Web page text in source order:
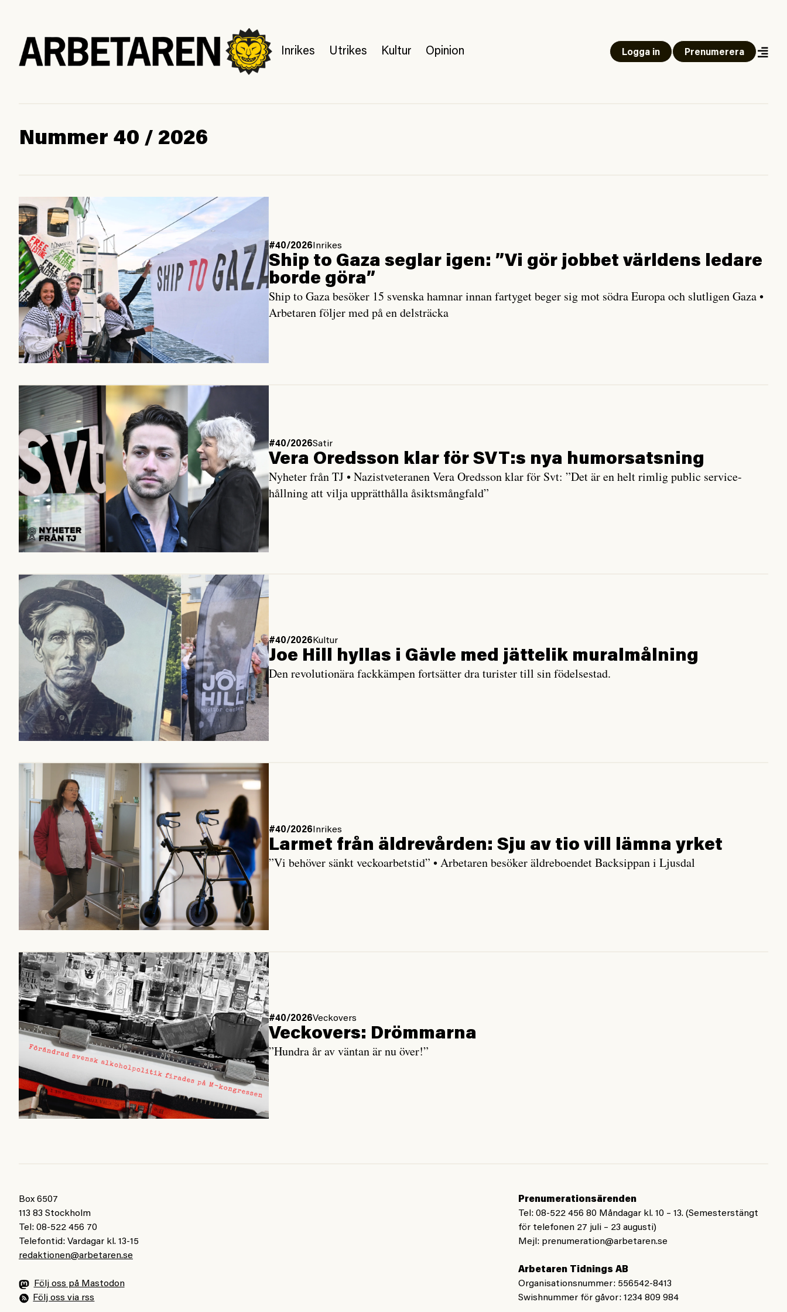
Inrikes Utrikes Kultur Opinion Logga in Prenumerera
Nummer 40 / 2026
#40/2026Inrikes
Ship to Gaza seglar igen: ”Vi gör jobbet världens ledare
borde göra”
Ship to Gaza besöker 15 svenska hamnar innan fartyget beger sig mot södra Europa och slutligen Gaza •
Arbetaren följer med på en delsträcka
#40/2026Satir
Vera Oredsson klar för SVT:s nya humor­satsning
Nyheter från TJ • Nazistveteranen Vera Oredsson klar för Svt: ”Det är en helt rimlig public service-
hållning att vilja upprätthålla åsiktsmångfald”
#40/2026 Kultur
Joe Hill hyllas i Gävle med jättelik muralmålning
Den revolutionära fackkämpen fortsätter dra turister till sin födelsestad.
#40/2026 Inrikes
Larmet från äldre­vården: Sju av tio vill lämna yrket
”Vi behöver sänkt veckoarbetstid” • Arbetaren besöker äldreboendet Backsippan i Ljusdal
#40/2026Veckovers
Veckovers: Drömmarna
”Hundra år av väntan är nu över!”
Box 6507
113 83 Stockholm
Tel: 08-522 456 70
Telefontid: Vardagar kl. 13-15
redaktionen@arbetaren.se
Följ oss på Mastodon
Följ oss via rss
Prenumerationsärenden
Tel: 08-522 456 80 Måndagar kl. 10 – 13. (Semesterstängt
för telefonen 27 juli – 23 augusti)
Mejl: prenumeration@arbetaren.se
Arbetaren Tidnings AB
Organisationsnummer: 556542-8413
Swishnummer för gåvor: 1234 809 984